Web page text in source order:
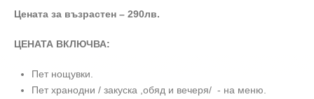
Цената за възрастен – 290лв.
ЦЕНАТА ВКЛЮЧВА:
Пет нощувки.
Пет хранодни / закуска ,обяд и вечеря/ - на меню.